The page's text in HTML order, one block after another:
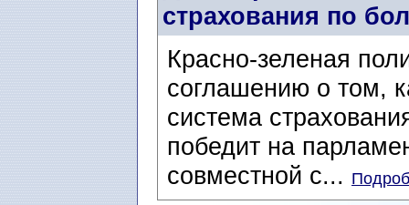
страхования по
Красно-зеленая
соглашению о том,
система
победит на
совместной с...